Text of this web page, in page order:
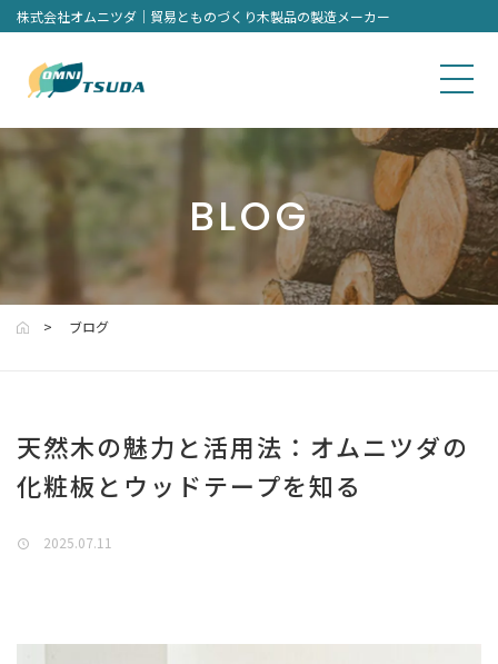
株式会社オムニツダ｜貿易とものづくり木製品の製造メーカー
BLOG
ブログ
天然木の魅力と活用法：オムニツダの
化粧板とウッドテープを知る
2025.07.11